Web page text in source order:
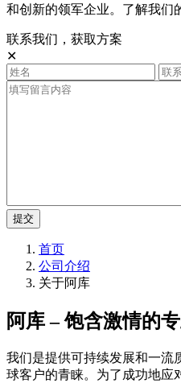
和创新的领军企业。了解我们
联系我们，获取方案
✕
提交
首页
公司介绍
关于阿库
阿库 – 饱含激情的
我们是提供可持续发展和一流
球客户的青睐。为了成功地应